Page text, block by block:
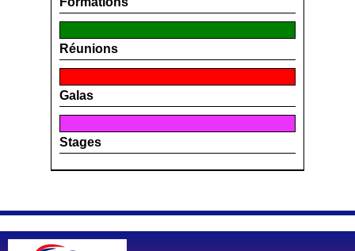
Réunions
Galas
Stages